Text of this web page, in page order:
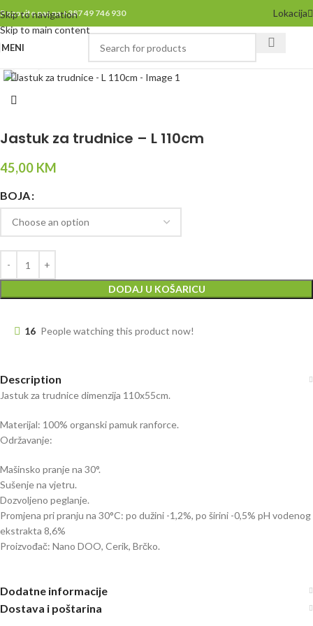
Skip to navigation
Skip to main content
Pozovite nas na +387 49 746 930 Lokacija
MENI
Click to enlarge
Jastuk za trudnice – L 110cm
45,00 KM
BOJA
DODAJ U KOŠARICU
16 People watching this product now!
Description
Jastuk za trudnice dimenzija 110x55cm.
Materijal: 100% organski pamuk ranforce.
Održavanje:
Mašinsko pranje na 30°.
Sušenje na vjetru.
Dozvoljeno peglanje.
Promjena pri pranju na 30°C: po dužini -1,2%, po širini -0,5% pH vodenog
ekstrakta 8,6%
Proizvođač: Nano DOO, Cerik, Brčko.
Dodatne informacije
Dostava i poštarina